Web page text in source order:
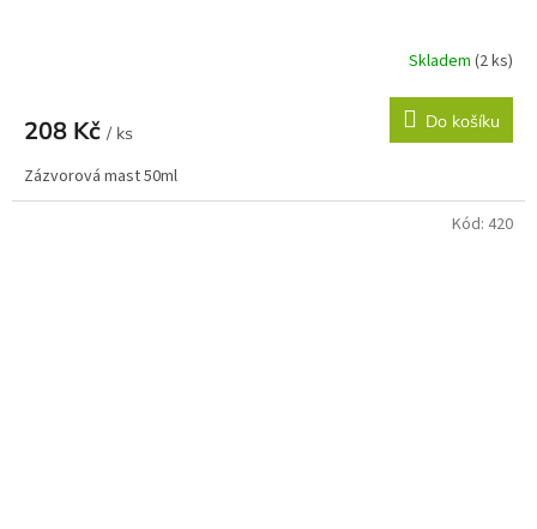
Skladem (2 ks)
208 Kč / ks
Do košíku
Zázvorová mast 50ml
Kód: 420